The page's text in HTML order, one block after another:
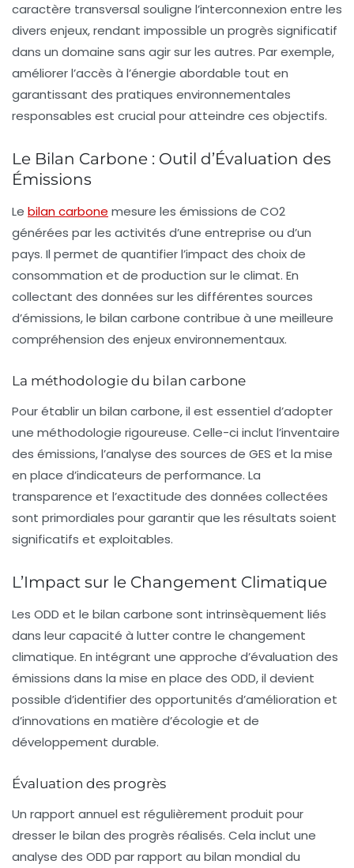
caractère transversal souligne l’interconnexion entre les
divers enjeux, rendant impossible un progrès significatif
dans un domaine sans agir sur les autres. Par exemple,
améliorer l’accès à l’énergie abordable tout en
garantissant des pratiques environnementales
responsables est crucial pour atteindre ces objectifs.
Le Bilan Carbone : Outil d’Évaluation des
Émissions
Le bilan carbone mesure les émissions de CO2
générées par les activités d’une entreprise ou d’un
pays. Il permet de quantifier l’impact des choix de
consommation et de production sur le climat. En
collectant des données sur les différentes sources
d’émissions, le bilan carbone contribue à une meilleure
compréhension des enjeux environnementaux.
La méthodologie du bilan carbone
Pour établir un bilan carbone, il est essentiel d’adopter
une méthodologie rigoureuse. Celle-ci inclut l’inventaire
des émissions, l’analyse des sources de GES et la mise
en place d’indicateurs de performance. La
transparence et l’exactitude des données collectées
sont primordiales pour garantir que les résultats soient
significatifs et exploitables.
L’Impact sur le Changement Climatique
Les ODD et le bilan carbone sont intrinsèquement liés
dans leur capacité à lutter contre le changement
climatique. En intégrant une approche d’évaluation des
émissions dans la mise en place des ODD, il devient
possible d’identifier des opportunités d’amélioration et
d’innovations en matière d’écologie et de
développement durable.
Évaluation des progrès
Un rapport annuel est régulièrement produit pour
dresser le bilan des progrès réalisés. Cela inclut une
analyse des ODD par rapport au bilan mondial du